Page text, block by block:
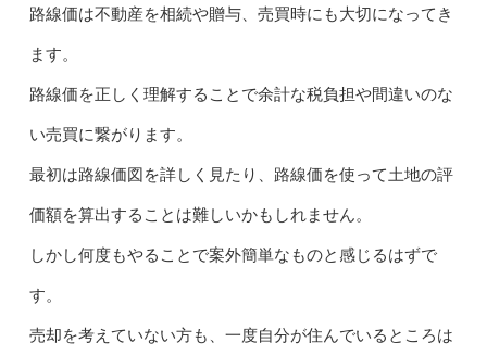
路線価は不動産を相続や贈与、売買時にも大切になってき
ます。
路線価を正しく理解することで余計な税負担や間違いのな
い売買に繋がります。
最初は路線価図を詳しく見たり、路線価を使って土地の評
価額を算出することは難しいかもしれません。
しかし何度もやることで案外簡単なものと感じるはずで
す。
売却を考えていない方も、一度自分が住んでいるところは